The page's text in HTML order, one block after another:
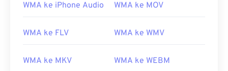
00 00 00
00 00 00
WMA ke iPhone Audio WMA ke MOV
WMA ke FLV WMA ke WMV
WMA ke MKV WMA ke WEBM